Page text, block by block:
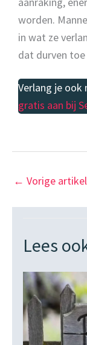
worden.
in wat ze
dat durven
Verlang je ook
gratis aan bij
← Vorige artikel
Lees